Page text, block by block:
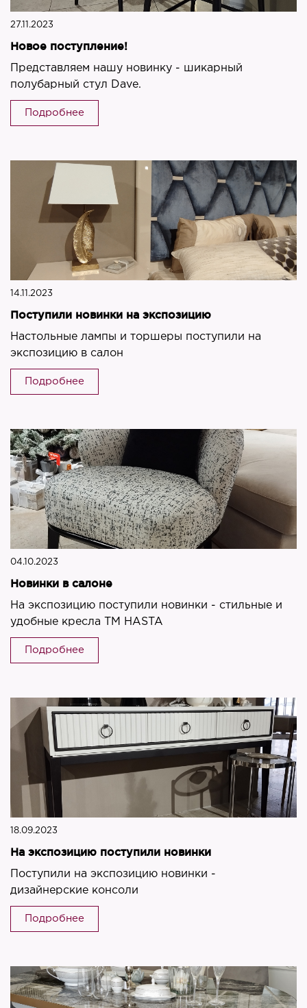
27.11.2023
Новое поступление!
Представляем нашу новинку - шикарный
полубарный стул Dave.
Подробнее
14.11.2023
Поступили новинки на экспозицию
Настольные лампы и торшеры поступили на
экспозицию в салон
Подробнее
04.10.2023
Новинки в салоне
На экспозицию поступили новинки - стильные и
удобные кресла ТМ HASTA
Подробнее
18.09.2023
На экспозицию поступили новинки
Поступили на экспозицию новинки -
дизайнерские консоли
Подробнее